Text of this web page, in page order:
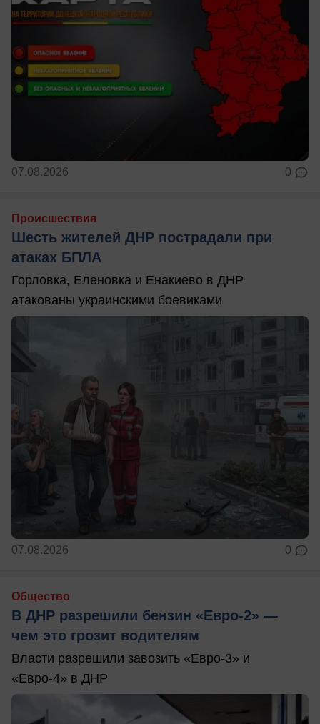
07.08.2026 0
Происшествия
Шесть жителей ДНР пострадали при
атаках БПЛА
Горловка, Еленовка и Енакиево в ДНР
атакованы украинскими боевиками
07.08.2026 0
Общество
В ДНР разрешили бензин «Евро-2» —
чем это грозит водителям
Власти разрешили завозить «Евро-3» и
«Евро-4» в ДНР